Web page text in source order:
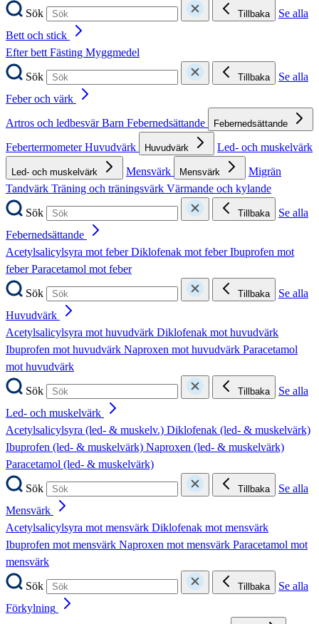
Sök
Tillbaka
Se alla
Bett och stick
Efter bettFästing Myggmedel
Sök
Tillbaka
Se alla
Feber och värk
Artros och ledbesvärBarn Febernedsättande Febernedsättande
FebertermometerHuvudvärk Huvudvärk Led- och muskelvärk
Led- och muskelvärk Mensvärk Mensvärk
Migrän
Tandvärk Träning och träningsvärk Värmande och kylande
Sök
Tillbaka
Se alla
Febernedsättande
Acetylsalicylsyra mot feberDiklofenak mot feberIbuprofen mot
feberParacetamol mot feber
Sök
Tillbaka
Se alla
Huvudvärk
Acetylsalicylsyra mot huvudvärk Diklofenak mot huvudvärk
Ibuprofen mot huvudvärk Naproxen mot huvudvärk Paracetamol
mot huvudvärk
Sök
Tillbaka
Se alla
Led- och muskelvärk
Acetylsalicylsyra (led- & muskelv.) Diklofenak (led- & muskelvärk)
Ibuprofen (led- & muskelvärk) Naproxen (led- & muskelvärk)
Paracetamol (led- & muskelvärk)
Sök
Tillbaka
Se alla
Mensvärk
Acetylsalicylsyra mot mensvärk Diklofenak mot mensvärk
Ibuprofen mot mensvärk Naproxen mot mensvärk Paracetamol mot
mensvärk
Sök
Tillbaka
Se alla
Förkylning